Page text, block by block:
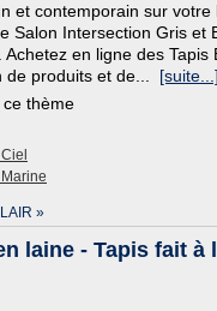
et contemporain sur votre
Salon Intersection Gris et
Achetez en ligne des Tapis
de produits et de... [suite...]
ce thème
»
laine - Tapis fait à